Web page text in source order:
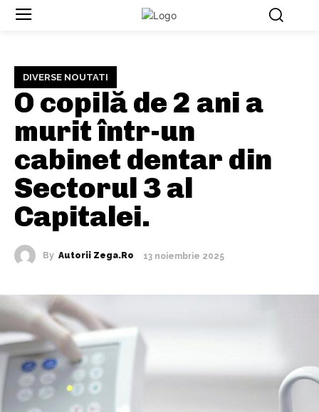
DIVERSE NOUTATI
O copilă de 2 ani a
murit într-un
cabinet dentar din
Sectorul 3 al
Capitalei.
By Autorii Zega.ro 13 noiembrie 2025